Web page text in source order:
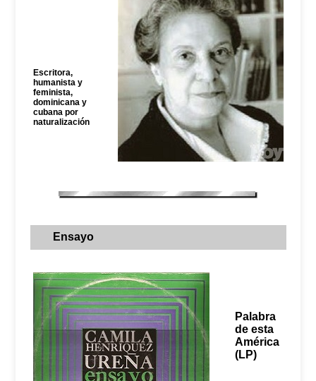
Escritora,
humanista y
feminista,
dominicana y
cubana por
naturalización
Ensayo
Palabra
de esta
América
(LP)